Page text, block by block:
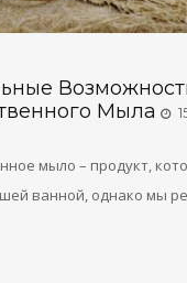
Мыла
мыло – продукт,
ванной, однако мы